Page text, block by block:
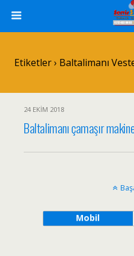
Etiketler › Baltalimanı
24 EKIM 2018
Baltalimanı çamaşır
Mobil